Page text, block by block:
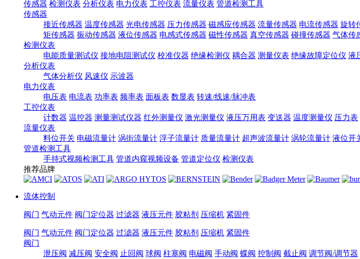
传感器 检测仪表 分析仪表 电力仪表 工控仪表 流量仪表 管道检测工具
传感器
接近传感器 温度传感器 光电传感器 压力传感器 磁感应传感器 流量传感器 电流传感器 旋转
矩传感器 振动传感器 液位传感器 电感式传感器 磁性传感器 真空传感器 碰撞传感器 气体传
检测仪表
电能质量测试仪 接地电阻测试仪 校准仪器 绝缘检测仪 耦合器 测量仪表 绝缘故障定位仪 液
分析仪表
气体分析仪 风速仪 示波器
电力仪表
电压表 电流表 功率表 频率表 面板表 数显表 转速/线速/脉冲表
工控仪表
计数器 温控器 测量测试仪器 红外测量仪 激光测量仪 液压万用表 变送器 温度测量仪 压力表
流量仪表
料位开关 电磁流量计 涡街流量计 浮子流量计 质量流量计 超声波流量计 涡轮流量计 液位开
管道检测工具
手持式视频检测工具 管道内窥视频设备 管道定位仪 检测仪表
推荐品牌
流体控制
阀门 气动元件 阀门定位器 过滤器 液压元件 胶粘剂 压缩机 紧固件
阀门 气动元件 阀门定位器 过滤器 液压元件 胶粘剂 压缩机 紧固件
阀门
泄压阀 减压阀 安全阀 止回阀 球阀 柱塞阀 电磁阀 手动阀 蝶阀 控制阀 截止阀 调节阀/调节器